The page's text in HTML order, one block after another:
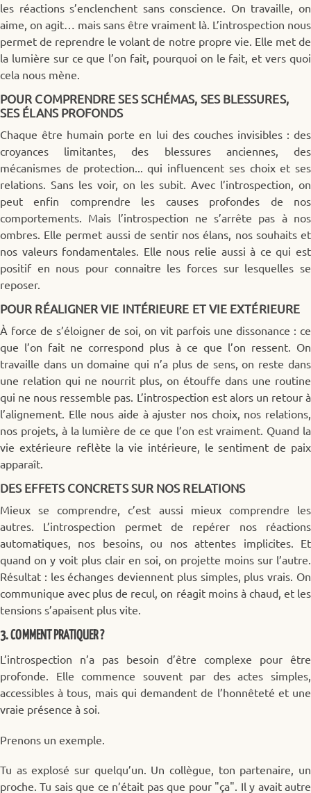
les réactions s’enclenchent sans conscience. On travaille, on
aime, on agit… mais sans être vraiment là. L’introspection nous
permet de reprendre le volant de notre propre vie. Elle met de
la lumière sur ce que l’on fait, pourquoi on le fait, et vers quoi
cela nous mène.
POUR COMPRENDRE SES SCHÉMAS, SES BLESSURES,
SES ÉLANS PROFONDS
Chaque être humain porte en lui des couches invisibles : des
croyances limitantes, des blessures anciennes, des
mécanismes de protection... qui influencent ses choix et ses
relations. Sans les voir, on les subit. Avec l’introspection, on
peut enfin comprendre les causes profondes de nos
comportements. Mais l’introspection ne s’arrête pas à nos
ombres. Elle permet aussi de sentir nos élans, nos souhaits et
nos valeurs fondamentales. Elle nous relie aussi à ce qui est
positif en nous pour connaitre les forces sur lesquelles se
reposer.
POUR RÉALIGNER VIE INTÉRIEURE ET VIE EXTÉRIEURE
À force de s’éloigner de soi, on vit parfois une dissonance : ce
que l’on fait ne correspond plus à ce que l’on ressent. On
travaille dans un domaine qui n’a plus de sens, on reste dans
une relation qui ne nourrit plus, on étouffe dans une routine
qui ne nous ressemble pas. L’introspection est alors un retour à
l’alignement. Elle nous aide à ajuster nos choix, nos relations,
nos projets, à la lumière de ce que l’on est vraiment. Quand la
vie extérieure reflète la vie intérieure, le sentiment de paix
apparaît.
DES EFFETS CONCRETS SUR NOS RELATIONS
Mieux se comprendre, c’est aussi mieux comprendre les
autres. L’introspection permet de repérer nos réactions
automatiques, nos besoins, ou nos attentes implicites. Et
quand on y voit plus clair en soi, on projette moins sur l’autre.
Résultat : les échanges deviennent plus simples, plus vrais. On
communique avec plus de recul, on réagit moins à chaud, et les
tensions s’apaisent plus vite.
3. COMMENT PRATIQUER ?
L’introspection n’a pas besoin d’être complexe pour être
profonde. Elle commence souvent par des actes simples,
accessibles à tous, mais qui demandent de l’honnêteté et une
vraie présence à soi.
Prenons un exemple.
Tu as explosé sur quelqu’un. Un collègue, ton partenaire, un
proche. Tu sais que ce n’était pas que pour "ça". Il y avait autre